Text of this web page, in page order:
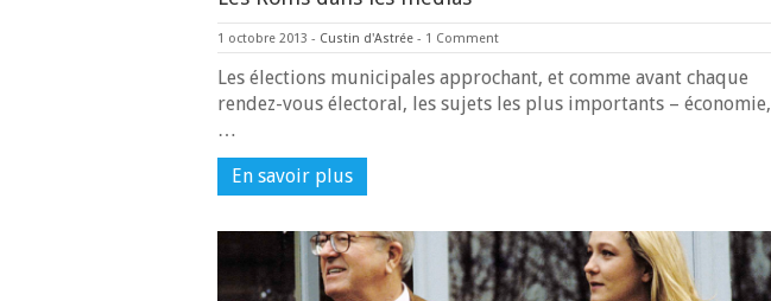
1 octobre 2013 - Custin d'Astrée - 1 Comment
Les élections municipales approchant, et comme avant chaque
rendez-vous électoral, les sujets les plus importants – économie,
…
En savoir plus